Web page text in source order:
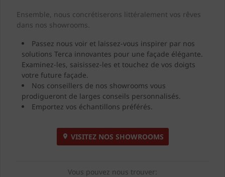
Ensemble, nous concrétiserons littéralement vos rêves
dans nos showrooms.
Passez nous voir et laissez-vous inspirer par nos
solutions Terca innovantes pour une façade élégante.
Examinez-les, saisissez-les et touchez de vos doigts
votre future façade.
Nos conseillers de nos showrooms vous
prodigueront de larges conseils personnalisés.
Emportez vos échantillons préférés.
VISITEZ NOS SHOWROOMS
Vous pouvez nous trouver: